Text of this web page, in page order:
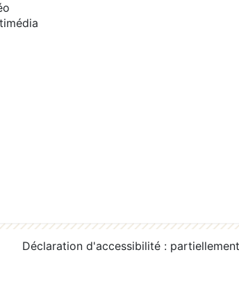
Déclaration d'accessibilité :